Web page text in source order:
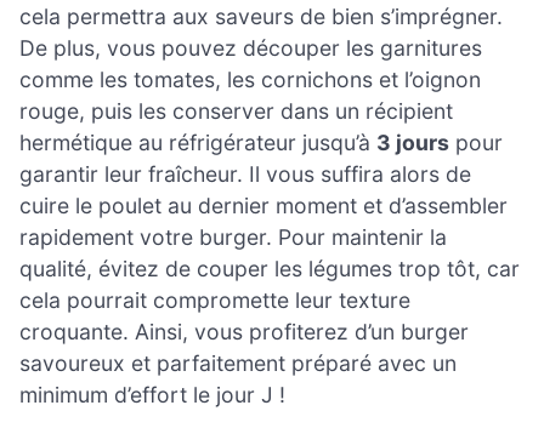
cela permettra aux saveurs de bien s’imprégner.
De plus, vous pouvez découper les garnitures
comme les tomates, les cornichons et l’oignon
rouge, puis les conserver dans un récipient
hermétique au réfrigérateur jusqu’à 3 jours pour
garantir leur fraîcheur. Il vous suffira alors de
cuire le poulet au dernier moment et d’assembler
rapidement votre burger. Pour maintenir la
qualité, évitez de couper les légumes trop tôt, car
cela pourrait compromette leur texture
croquante. Ainsi, vous profiterez d’un burger
savoureux et parfaitement préparé avec un
minimum d’effort le jour J !